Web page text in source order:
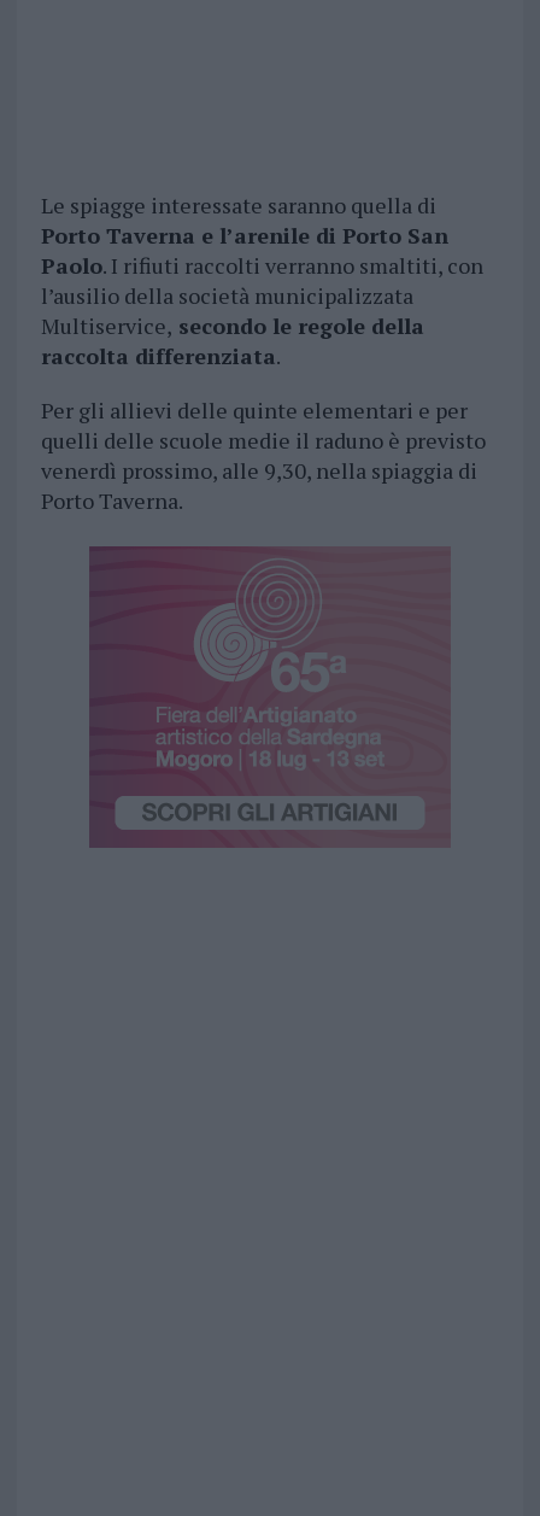
Le spiagge interessate saranno quella di
Porto Taverna e l’arenile di Porto San
Paolo. I rifiuti raccolti verranno smaltiti, con
l’ausilio della società municipalizzata
Multiservice, secondo le regole della
raccolta differenziata.
Per gli allievi delle quinte elementari e per
quelli delle scuole medie il raduno è previsto
venerdì prossimo, alle 9,30, nella spiaggia di
Porto Taverna.